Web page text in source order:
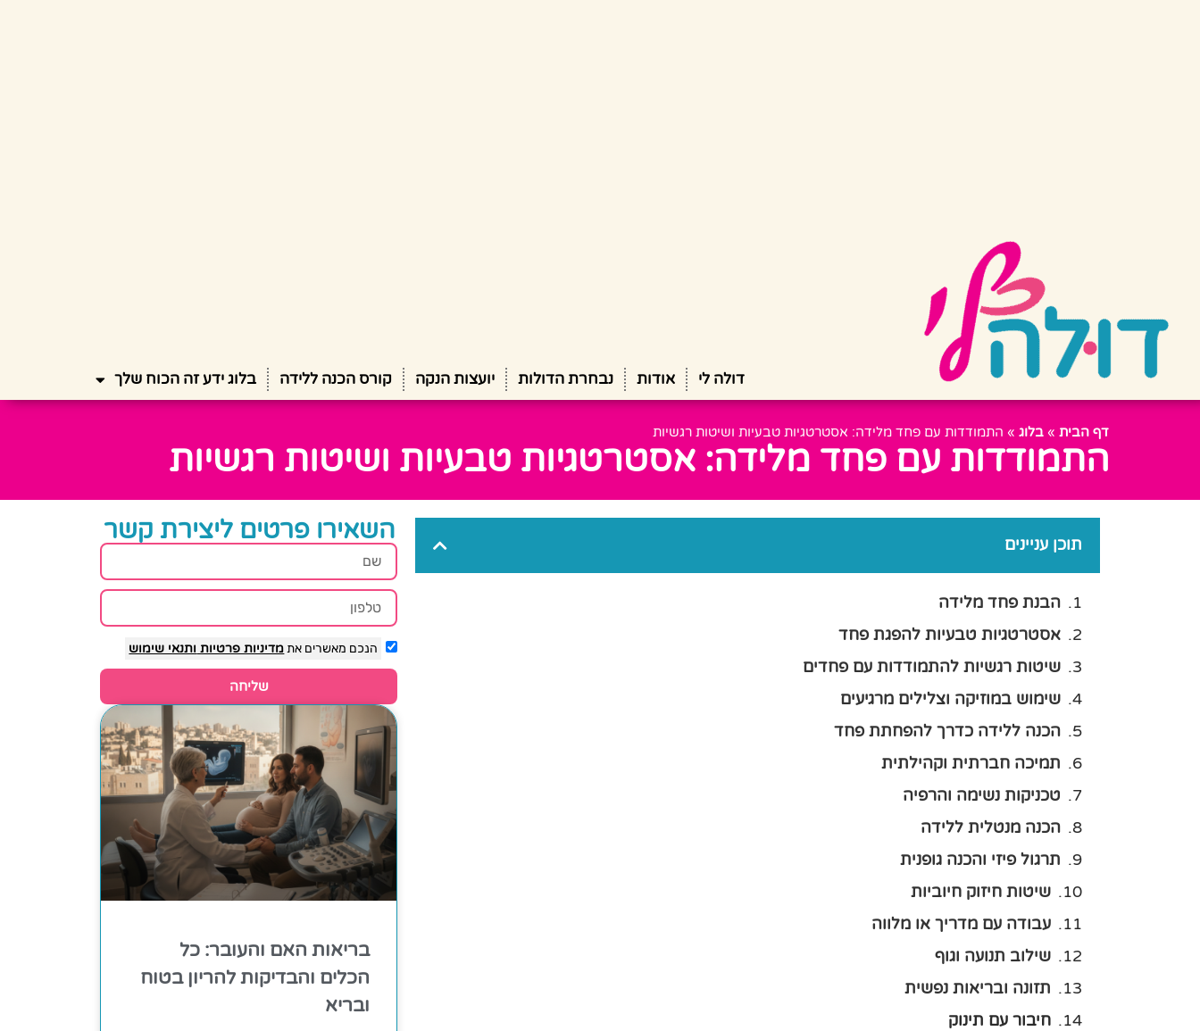
דולה לי אודות נבחרת הדולות יועצות הנקה קורס הכנה ללידה בלוג ידע זה הכוח שלך
דף הבית » בלוג » התמודדות עם פחד מלידה: אסטרטגיות טבעיות ושיטות רגשיות
התמודדות עם פחד מלידה: אסטרטגיות טבעיות ושיטות רגשיות
תוכן עניינים
הבנת פחד מלידה
אסטרטגיות טבעיות להפגת פחד
שיטות רגשיות להתמודדות עם פחדים
שימוש במוזיקה וצלילים מרגיעים
הכנה ללידה כדרך להפחתת פחד
תמיכה חברתית וקהילתית
טכניקות נשימה והרפיה
הכנה מנטלית ללידה
תרגול פיזי והכנה גופנית
שיטות חיזוק חיוביות
עבודה עם מדריך או מלווה
שילוב תנועה וגוף
תזונה ובריאות נפשית
חיבור עם תינוק
השאירו פרטים ליצירת קשר
הנכם מאשרים אתמדיניות פרטיות ותנאי שימוש
שליחה
בריאות האם והעובר: כל
הכלים והבדיקות להריון בטוח
ובריא